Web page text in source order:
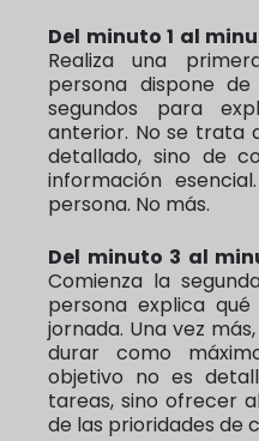
Del minuto 1 al
Realiza una
persona dispone
segundos para
anterior. No se trata
detallado, sino de
información
persona. No más.
Del minuto 3 al
Comienza la
persona explica
jornada. Una vez
durar como
objetivo no es
tareas, sino ofrecer
de las prioridades de